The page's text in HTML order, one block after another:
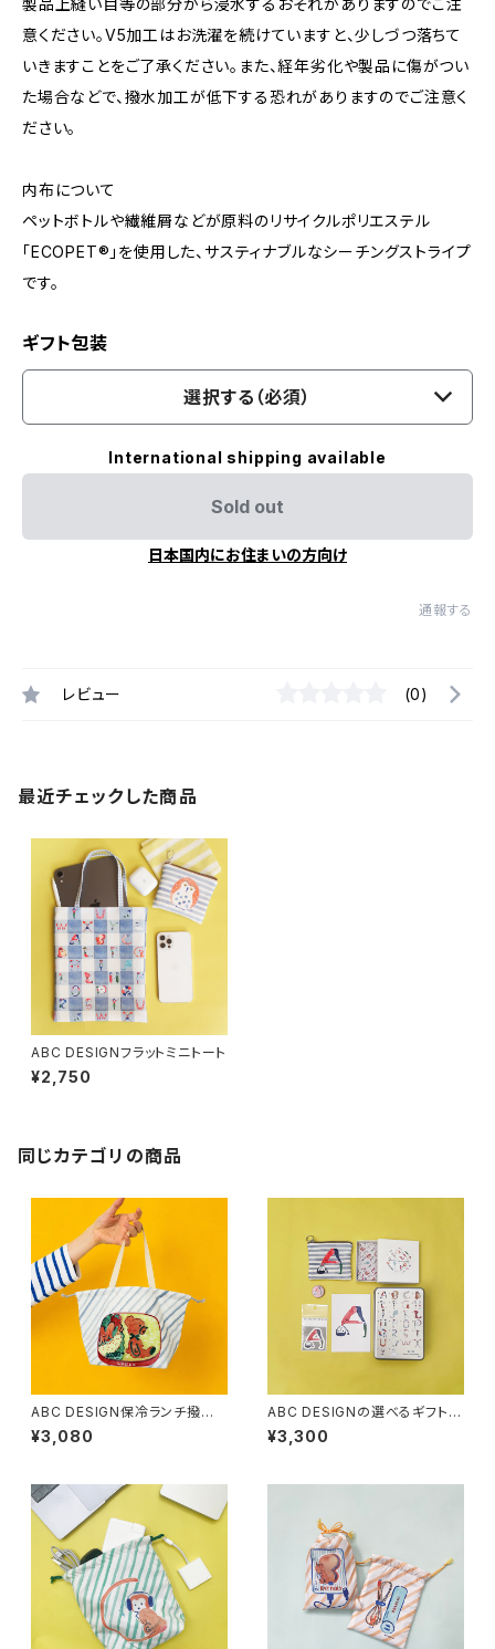
製品上縫い目等の部分から浸水するおそれがありますのでご注
意ください。V5加工はお洗濯を続けていますと、少しづつ落ちて
いきますことをご了承ください。また、経年劣化や製品に傷がつい
た場合などで、撥水加工が低下する恐れがありますのでご注意く
ださい。
内布について
ペットボトルや繊維屑などが原料のリサイクルポリエステル
「ECOPET®」を使用した、サスティナブルなシーチングストライプ
です。
ギフト包装
選択する（必須）
International shipping available
Sold out
日本国内にお住まいの方向け
通報する
レビュー (0)
最近チェックした商品
ABC DESIGNフラットミニトート
¥2,750
同じカテゴリの商品
ABC DESIGN保冷ランチ撥水
巾着(lunch)
¥3,080
ABC DESIGNの選べるギフトボ
ックス
¥3,300